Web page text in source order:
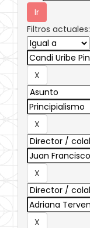
Filtros actuales: